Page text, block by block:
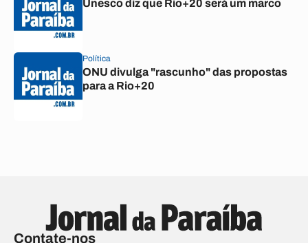
Unesco diz que Rio+20 será um marco
Política
ONU divulga "rascunho" das propostas
para a Rio+20
Contate-nos